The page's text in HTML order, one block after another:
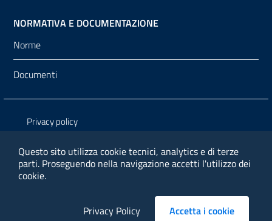
Questo sito utilizza cookie tecnici, analytics e di terze
parti. Proseguendo nella navigazione accetti l'utilizzo dei
cookie.
Privacy Policy Accetta i cookie
NORMATIVA E DOCUMENTAZIONE
Norme
Documenti
Privacy policy
Note legali
Media policy